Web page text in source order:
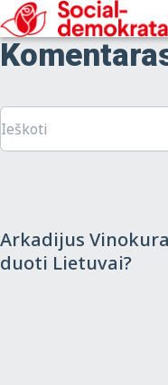
Komentaras 2018-06-12
pranešimą:
Arkadijus
duoti Lietuvai?